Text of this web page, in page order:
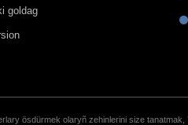
goldag
ösdürmek olaryñ zehinlerini size